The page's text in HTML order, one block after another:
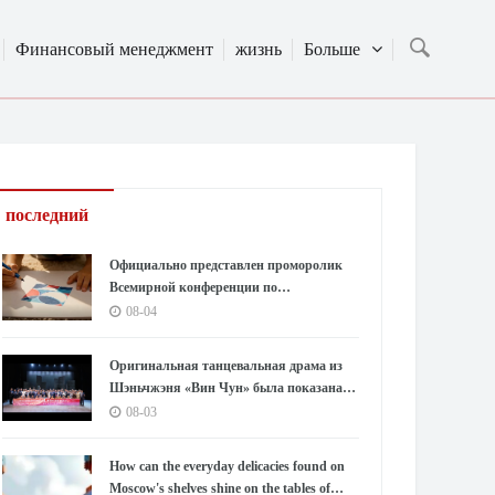
Финансовый менеджмент жизнь Больше
последний
Официально представлен проморолик
Всемирной конференции по
производству 2026 года: Аньхой
08-04
Оригинальная танцевальная драма из
Шэньчжэня «Вин Чун» была показана в
Южной Корее под бурные овации,
культурном обмене между Китаем и
08-03
How can the everyday delicacies found on
Moscow's shelves shine on the tables of